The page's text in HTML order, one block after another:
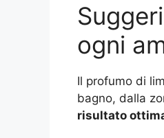
ogni
Il profumo di
bagno, dalla
risultato